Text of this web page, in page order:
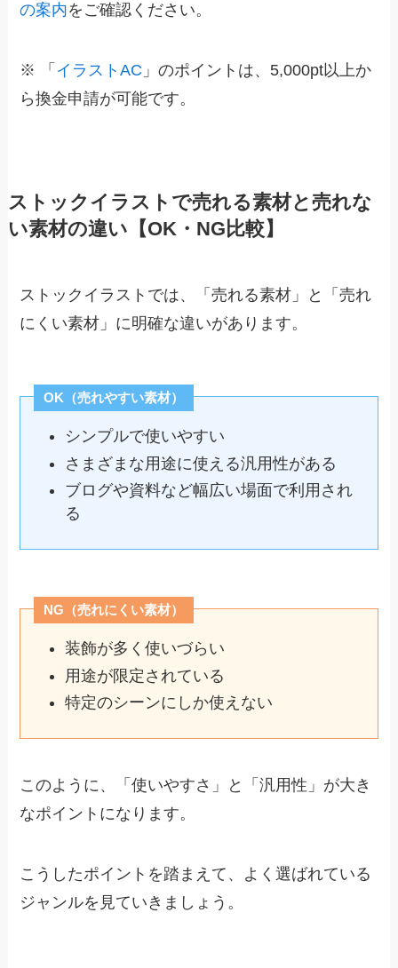
の案内をご確認ください。
※ 「 イラストAC 」のポイントは、5,000pt以上か
ら換金申請が可能です。
ストックイラストで売れる素材と売れな
い素材の違い【OK・NG比較】
ストックイラストでは、「売れる素材」と「売れ
にくい素材」に明確な違いがあります。
OK（売れやすい素材）
シンプルで使いやすい
さまざまな用途に使える汎用性がある
ブログや資料など幅広い場面で利用され
る
NG（売れにくい素材）
装飾が多く使いづらい
用途が限定されている
特定のシーンにしか使えない
このように、「使いやすさ」と「汎用性」が大き
なポイントになります。
こうしたポイントを踏まえて、よく選ばれている
ジャンルを見ていきましょう。